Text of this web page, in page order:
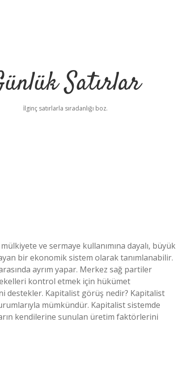
Satırlar
İlginç satırlarla sıradanlığı boz.
ve sermaye kullanımına dayalı, büyük
bir ekonomik sistem olarak tanımlanabilir.
ayrım yapar. Merkez sağ partiler
kontrol etmek için hükümet
destekler. Kapitalist görüş nedir? Kapitalist
mümkündür. Kapitalist sistemde
kendilerine sunulan üretim faktörlerini